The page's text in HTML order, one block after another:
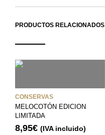
PRODUCTOS RELACIONADOS
CONSERVAS
MELOCOTÓN EDICION
LIMITADA
8,95€ (IVA incluido)